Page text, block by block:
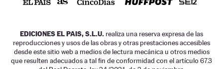
EDICIONES EL PAIS, S.L.U. realiza una reserva expresa de las
reproducciones y usos de las obras y otras prestaciones accesibles
desde este sitio web a medios de lectura mecánica u otros medios
que resulten adecuados a tal fin de conformidad con el artículo 67.3